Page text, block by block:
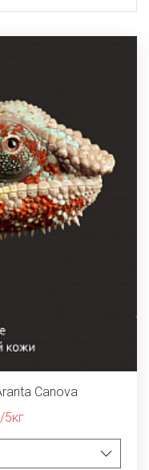
Canova
5кг